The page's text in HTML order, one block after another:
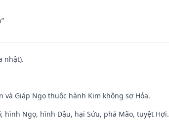
nhật).
Giáp Ngọ thuộc hành Kim không sợ Hỏa.
hình Ngọ, hình Dậu, hại Sửu, phá Mão, tuyệt Hợi.